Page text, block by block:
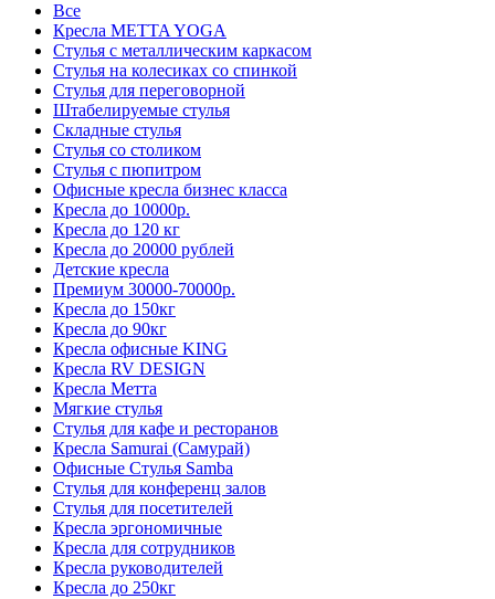
Все
Кресла METTA YOGA
Стулья с металлическим каркасом
Стулья на колесиках со спинкой
Стулья для переговорной
Штабелируемые стулья
Складные стулья
Стулья со столиком
Стулья с пюпитром
Офисные кресла бизнес класса
Кресла до 10000р.
Кресла до 120 кг
Кресла до 20000 рублей
Детские кресла
Премиум 30000-70000р.
Кресла до 150кг
Кресла до 90кг
Кресла офисные KING
Кресла RV DESIGN
Кресла Метта
Мягкие стулья
Стулья для кафе и ресторанов
Кресла Samurai (Самурай)
Офисные Стулья Samba
Стулья для конференц залов
Стулья для посетителей
Кресла эргономичные
Кресла для сотрудников
Кресла руководителей
Кресла до 250кг